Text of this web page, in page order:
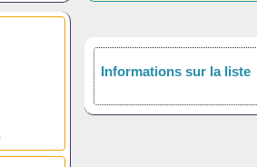
Informations sur la liste